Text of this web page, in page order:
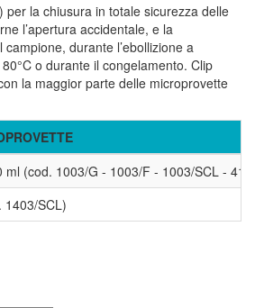
per la chiusura in totale sicurezza delle
l’apertura accidentale, e la
durante l’ebollizione a
o durante il congelamento. Clip
la maggior parte delle microprovette
ml (cod. 1003/G - 1003/F - 1003/SCL -
1403/SCL)